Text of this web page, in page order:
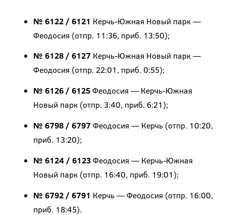
№ 6122 / 6121 Керчь-Южная Новый парк —
Феодосия (отпр. 11:36, приб. 13:50);
№ 6128 / 6127 Керчь-Южная Новый парк —
Феодосия (отпр. 22:01, приб. 0:55);
№ 6126 / 6125Феодосия — Керчь-Южная
Новый парк (отпр. 3:40, приб. 6:21);
№ 6798 / 6797 Феодосия — Керчь (отпр. 10:20,
приб. 13:20);
№ 6124 / 6123Феодосия — Керчь-Южная
Новый парк (отпр. 16:40, приб. 19:01);
№ 6792 / 6791 Керчь — Феодосия (отпр. 16:00,
приб. 18:45).